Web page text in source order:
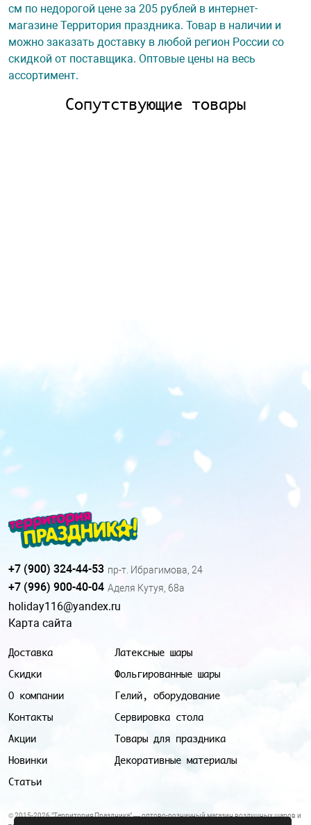
см по недорогой цене за 205 рублей в интернет-
магазине Территория праздника. Товар в наличии и
можно заказать доставку в любой регион России со
скидкой от поставщика. Оптовые цены на весь
ассортимент.
Сопутствующие товары
Доставка
Скидки
О компании
Контакты
Акции
Новинки
Статьи
Латексные шары
Фольгированные шары
Гелий, оборудование
Сервировка стола
Товары для праздника
Декоративные материалы
+7 (900) 324-44-53 пр-т. Ибрагимова, 24
+7 (996) 900-40-04 Аделя Кутуя, 68а
holiday116@yandex.ru
Карта сайта
© 2015-2026 "Территория Праздника" — оптово-розничный магазин воздушных шаров и